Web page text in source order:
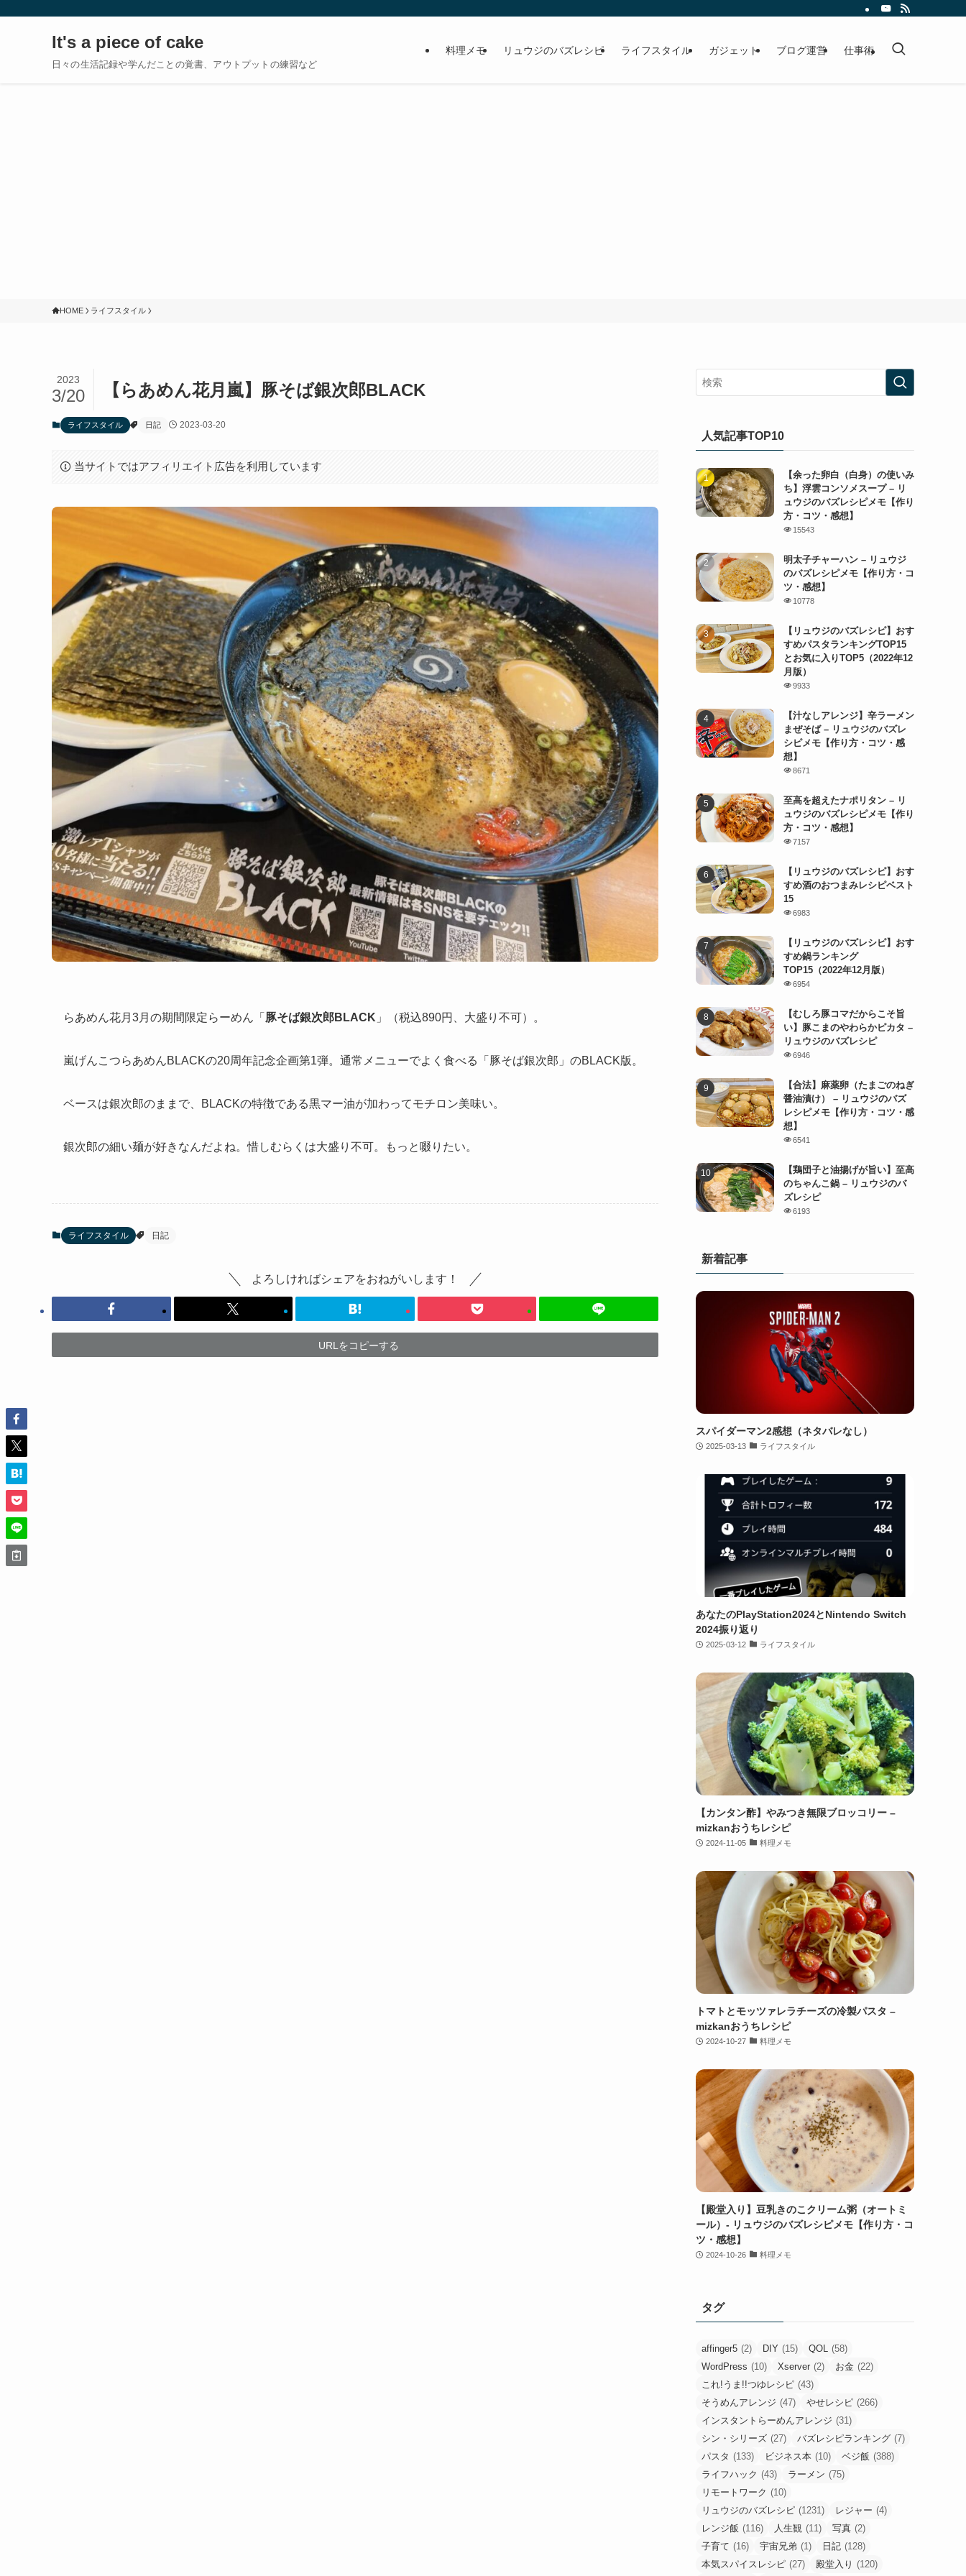
It's a piece of cake
日々の生活記録や学んだことの覚書、アウトプットの練習など
料理メモ リュウジのバズレシピ ライフスタイル ガジェット ブログ運営 仕事術
HOME ライフスタイル
【らあめん花月嵐】豚そば銀次郎BLACK
2023
3/20
ライフスタイル 日記 2023-03-20
当サイトではアフィリエイト広告を利用しています
らあめん花月3月の期間限定らーめん「 豚そば銀次郎BLACK 」（税込890円、大盛り不可）。
嵐げんこつらあめんBLACKの20周年記念企画第1弾。通常メニューでよく食べる「豚そば銀次郎」のBLACK版。
ベースは銀次郎のままで、BLACKの特徴である黒マー油が加わってモチロン美味い。
銀次郎の細い麺が好きなんだよね。惜しむらくは大盛り不可。もっと啜りたい。
ライフスタイル 日記
よろしければシェアをおねがいします！
URLをコピーする
人気記事TOP10
【余った卵白（白身）の使いみ
ち】浮雲コンソメスープ – リ
ュウジのバズレシピメモ【作り
方・コツ・感想】
15543
明太子チャーハン – リュウジ
のバズレシピメモ【作り方・コ
ツ・感想】
10778
【リュウジのバズレシピ】おす
すめパスタランキングTOP15
とお気に入りTOP5（2022年12
月版）
9933
【汁なしアレンジ】辛ラーメン
まぜそば – リュウジのバズレ
シピメモ【作り方・コツ・感
想】
8671
至高を超えたナポリタン – リ
ュウジのバズレシピメモ【作り
方・コツ・感想】
7157
【リュウジのバズレシピ】おす
すめ酒のおつまみレシピベスト
15
6983
【リュウジのバズレシピ】おす
すめ鍋ランキング
TOP15（2022年12月版）
6954
【むしろ豚コマだからこそ旨
い】豚こまのやわらかピカタ –
リュウジのバズレシピ
6946
【合法】麻薬卵（たまごのねぎ
醤油漬け） – リュウジのバズ
レシピメモ【作り方・コツ・感
想】
6541
【鶏団子と油揚げが旨い】至高
のちゃんこ鍋 – リュウジのバ
ズレシピ
6193
新着記事
スパイダーマン2感想（ネタバレなし）
2025-03-13 ライフスタイル
あなたのPlayStation2024とNintendo Switch
2024振り返り
2025-03-12 ライフスタイル
【カンタン酢】やみつき無限ブロッコリー –
mizkanおうちレシピ
2024-11-05 料理メモ
トマトとモッツァレラチーズの冷製パスタ –
mizkanおうちレシピ
2024-10-27 料理メモ
【殿堂入り】豆乳きのこクリーム粥（オートミ
ール）- リュウジのバズレシピメモ【作り方・コ
ツ・感想】
2024-10-26 料理メモ
タグ
affinger5 (2) DIY (15) QOL (58)
WordPress (10) Xserver (2) お金 (22)
これ!うま!!つゆレシピ (43)
そうめんアレンジ (47) やせレシピ (266)
インスタントらーめんアレンジ (31)
シン・シリーズ (27) バズレシピランキング (7)
パスタ (133) ビジネス本 (10) ベジ飯 (388)
ライフハック (43) ラーメン (75)
リモートワーク (10)
リュウジのバズレシピ (1231) レジャー (4)
レンジ飯 (116) 人生観 (11) 写真 (2)
子育て (16) 宇宙兄弟 (1) 日記 (128)
本気スパイスレシピ (27) 殿堂入り (120)